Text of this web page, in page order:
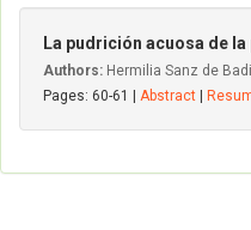
La pudrición acuosa de la
Authors: Hermilia Sanz de
Pages: 60-61 | Abstract